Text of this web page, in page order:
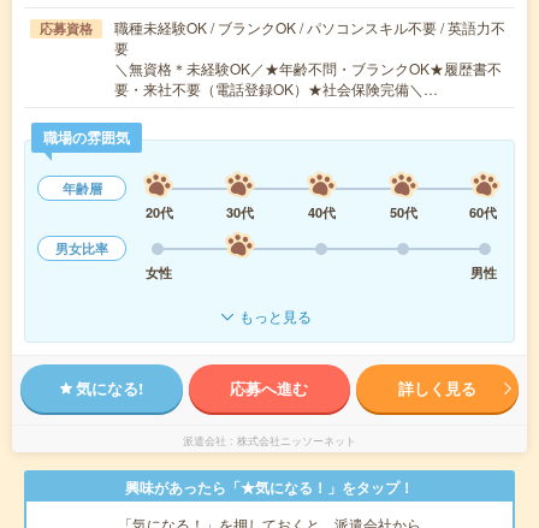
応募資格
職種未経験OK / ブランクOK / パソコンスキル不要 / 英語力不
要
＼無資格＊未経験OK／★年齢不問・ブランクOK★履歴書不
要・来社不要（電話登録OK）★社会保険完備＼…
職場の雰囲気
年齢層
20代
30代 40代 50代
60代
男女比率
女性
男性
もっと見る
気になる! 応募へ進む 詳しく見る
派遣会社 株式会社ニッソーネット
興味があったら「★気になる！」をタップ！
「気になる！」を押しておくと、派遣会社から